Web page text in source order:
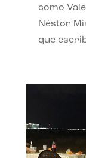
como
Néstor
que